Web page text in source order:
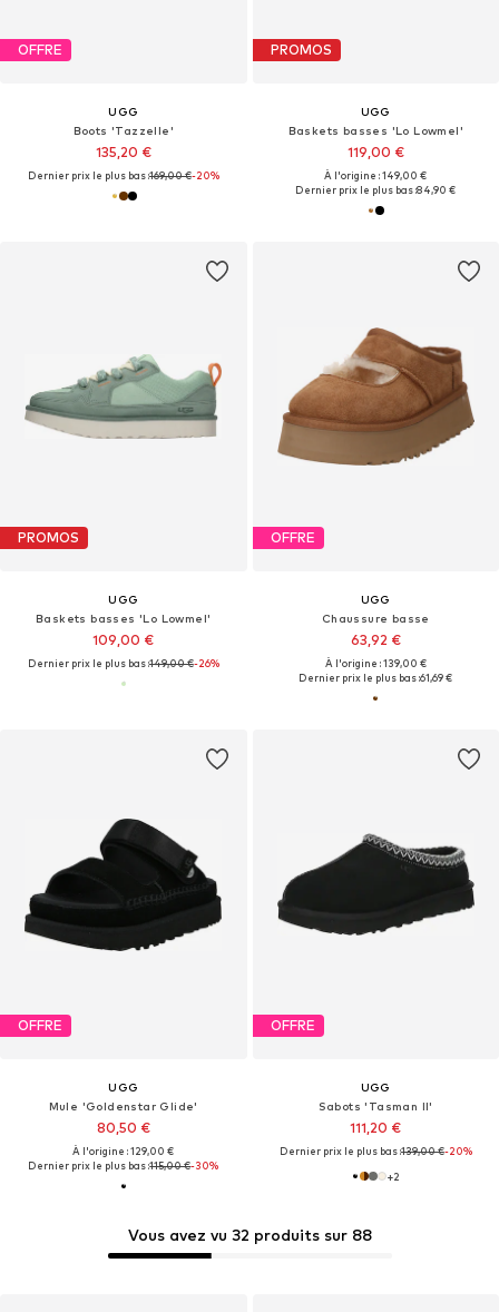
OFFRE
UGG
Boots 'Tazzelle'
135,20 €
Dernier prix le plus bas :169,00 €-20%
PROMOS
UGG
Baskets basses 'Lo Lowmel'
119,00 €
À l'origine : 149,00 €
Dernier prix le plus bas :84,90 €
Vous avez vu 32 produits sur 88
PROMOS
UGG
Baskets basses 'Lo Lowmel'
109,00 €
Dernier prix le plus bas :149,00 €-26%
OFFRE
UGG
Chaussure basse
63,92 €
À l'origine : 139,00 €
Dernier prix le plus bas :61,69 €
OFFRE
UGG
Mule 'Goldenstar Glide'
80,50 €
À l'origine : 129,00 €
Dernier prix le plus bas :115,00 €-30%
OFFRE
UGG
Sabots 'Tasman II'
111,20 €
Dernier prix le plus bas :139,00 €-20%
+2